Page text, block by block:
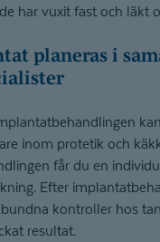
har vuxit fast och läkt
inom protetik och
får du en
Efter
kontroller hos
resultat.